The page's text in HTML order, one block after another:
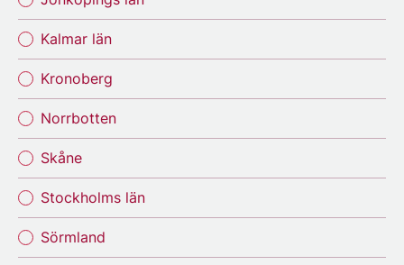
Kalmar län
Kronoberg
Norrbotten
Skåne
Stockholms län
Sörmland